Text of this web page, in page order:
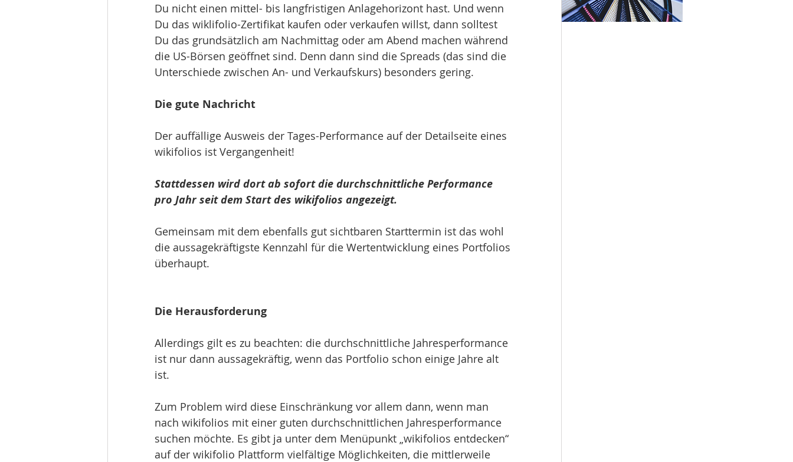
Du nicht einen mittel- bis langfristigen Anlagehorizont hast. Und wenn
Du das wiklifolio-Zertifikat kaufen oder verkaufen willst, dann solltest
Du das grundsätzlich am Nachmittag oder am Abend machen während
die US-Börsen geöffnet sind. Denn dann sind die Spreads (das sind die
Unterschiede zwischen An- und Verkaufskurs) besonders gering.
Die gute Nachricht
Der auffällige Ausweis der Tages-Performance auf der Detailseite eines
wikifolios ist Vergangenheit!
Stattdessen wird dort ab sofort die durchschnittliche Performance
pro Jahr seit dem Start des wikifolios angezeigt.
Gemeinsam mit dem ebenfalls gut sichtbaren Starttermin ist das wohl
die aussagekräftigste Kennzahl für die Wertentwicklung eines Portfolios
überhaupt.
Die Herausforderung
Allerdings gilt es zu beachten: die durchschnittliche Jahresperformance
ist nur dann aussagekräftig, wenn das Portfolio schon einige Jahre alt
ist.
Zum Problem wird diese Einschränkung vor allem dann, wenn man
nach wikifolios mit einer guten durchschnittlichen Jahresperformance
suchen möchte. Es gibt ja unter dem Menüpunkt „wikifolios entdecken“
auf der wikifolio Plattform vielfältige Möglichkeiten, die mittlerweile